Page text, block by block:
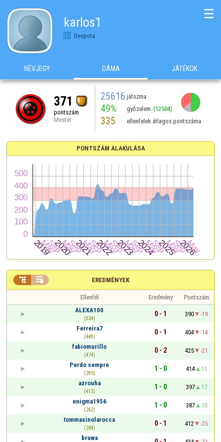
karlos1
Despota
☰
NÉVJEGY DÁMA JÁTÉKOK
371
pontszám
Mester
25616 játszma
49% győzelem (12504)
335 ellenfelek átlagos pontszáma
PONTSZÁM ALAKULÁSA
EREDMÉNYEK
 
Ellenfél Eredmény
Pontszám
ALEXA100
(324)
0 - 1 390
-19
Ferreira7
(449)
0 - 1 404
-14
fabiomurillo
(474)
0 - 2 425
-21
Perdo sempre
(290)
1 - 0 414
11
azrouha
(415)
1 - 0 397
17
enigma1956
(262)
1 - 0 387
10
tommasinolarocca
(204)
0 - 1 412
-25
bruwa